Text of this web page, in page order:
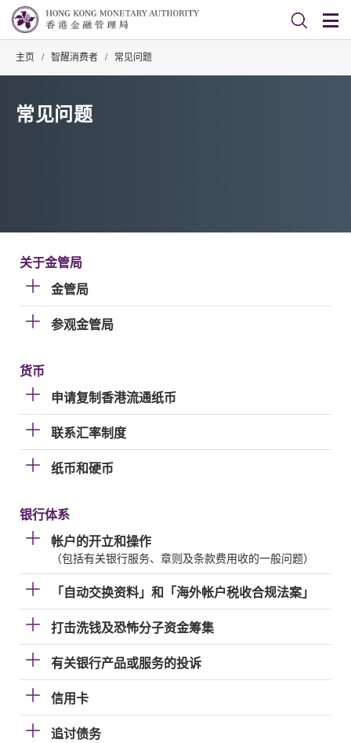
主页 / 智醒消费者 / 常见问题
常见问题
关于金管局
金管局
参观金管局
货币
申请复制香港流通纸币
联系汇率制度
纸币和硬币
银行体系
帐户的开立和操作
（包括有关银行服务、章则及条款费用收的一般问题）
「自动交换资料」和「海外帐户税收合规法案」
打击洗钱及恐怖分子资金筹集
有关银行产品或服务的投诉
信用卡
追讨债务